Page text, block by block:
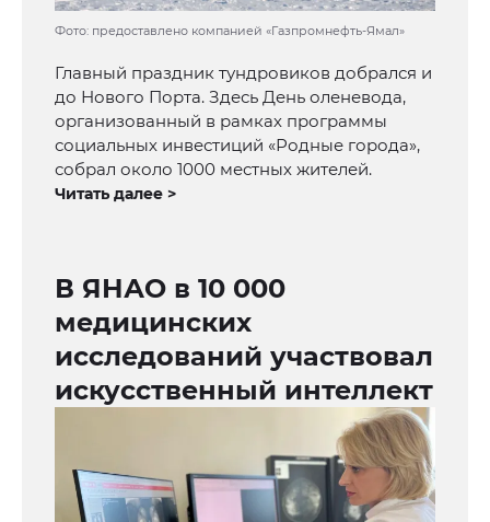
Фото: предоставлено компанией «Газпромнефть-Ямал»
Главный праздник тундровиков добрался и
до Нового Порта. Здесь День оленевода,
организованный в рамках программы
социальных инвестиций «Родные города»,
собрал около 1000 местных жителей.
Читать далее >
В ЯНАО в 10 000
медицинских
исследований участвовал
искусственный интеллект